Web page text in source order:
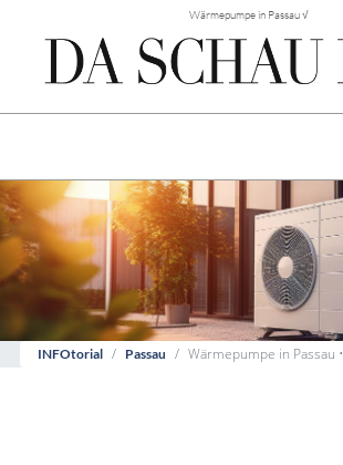
Wärmepumpe in Passau √
INFOtorial Passau
Wärmepumpe in Passau •